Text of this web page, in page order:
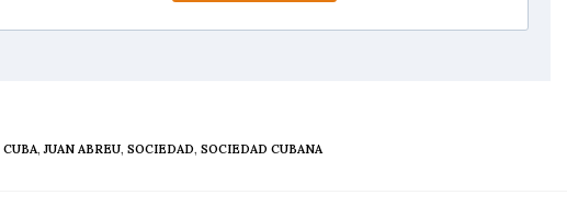
CUBA,JUAN ABREU, SOCIEDAD, SOCIEDAD CUBANA